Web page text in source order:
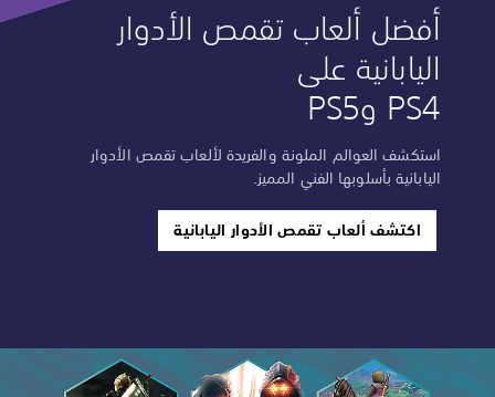
أفضل ألعاب تقمص الأدوار
اليابانية على
PS4 وPS5
استكشف العوالم الملونة والفريدة لألعاب تقمص الأدوار
اليابانية بأسلوبها الفني المميز.
اكتشف ألعاب تقمص الأدوار اليابانية